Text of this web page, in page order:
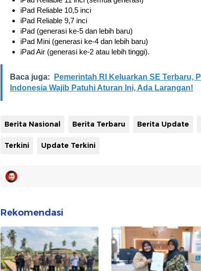
iPad Reliable 10,5 inci
iPad Reliable 9,7 inci
iPad (generasi ke-5 dan lebih baru)
iPad Mini (generasi ke-4 dan lebih baru)
iPad Air (generasi ke-2 atau lebih tinggi).
Baca juga:
Pemerintah RI Keluarkan SE Terbaru,
Indonesia Wajib Patuhi Aturan Ini, Ada Larangan!
Berita Nasional Berita Terbaru Berita Update
Terkini Update Terkini
Rekomendasi